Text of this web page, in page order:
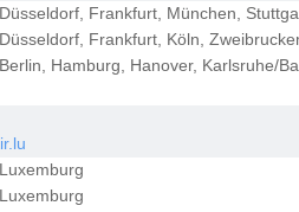
Düsseldorf, Frankfurt, München,
Düsseldorf, Frankfurt, Köln,
Berlin, Hamburg, Hanover, Karlsruhe/
Luxemburg
Luxemburg